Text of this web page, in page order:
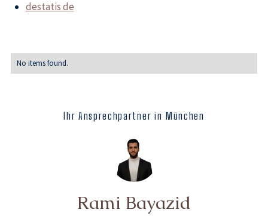
destatis de
No items found.
Ihr Ansprechpartner in München
Rami Bayazid